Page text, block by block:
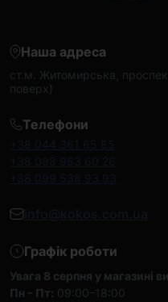
Наша адреса
ст.м. Житомирська,
поверх)
Телефони
+38 044 361 65 85
+38 098 963 60 26
+38 099 538 93 93
info@kokos.com.ua
Графік роботи
Увага 8 серпня у магазині
Пн - Пт: 09:00–18:00